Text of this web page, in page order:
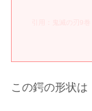
この鍔の形状は